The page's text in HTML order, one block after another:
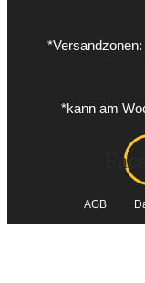
*kann am
AGB